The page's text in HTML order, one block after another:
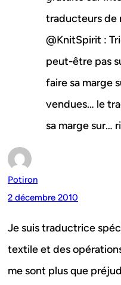
traducteurs de
@KnitSpirit :
peut-être pas
faire sa marge
vendues… le
sa marge sur…
Potiron
2 décembre 2010
Je suis traductrice
textile et des
me sont plus que